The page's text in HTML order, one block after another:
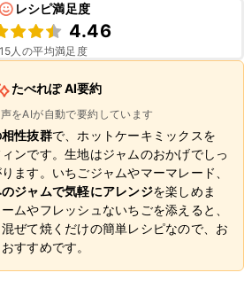
レシピ満足度
4.46
15人の平均満足度
たべれぽ AI要約
をAIが自動で要約しています
性抜群で、ホットケーキミックスを
ンです。生地はジャムのおかげでしっ
ます。いちごジャムやマーマレード、
ジャムで気軽にアレンジを楽しめま
ムやフレッシュないちごを添えると、
ぜて焼くだけの簡単レシピなので、お
すすめです。